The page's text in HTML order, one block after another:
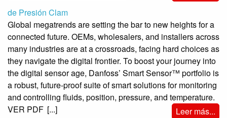
de Presión Clam
Global megatrends are setting the bar to new heights for a
connected future. OEMs, wholesalers, and installers across
many industries are at a crossroads, facing hard choices as
they navigate the digital frontier. To boost your journey into
the digital sensor age, Danfoss’ Smart Sensor™ portfolio is
a robust, future-proof suite of smart solutions for monitoring
and controlling fluids, position, pressure, and temperature.
VER PDF [...] Leer más...